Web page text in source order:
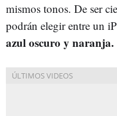
mismos tonos. De ser
podrán elegir entre un
azul oscuro y naranja.